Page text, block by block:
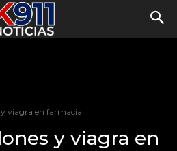
viagra en farmacia
y viagra en